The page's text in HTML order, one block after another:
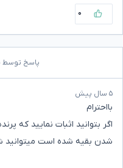
۰
پاسخ توسط
۵ سال پیش
بااحترام
اگر بتوانید اثبات نمایید که
شدن بقیه شده است میتوانید